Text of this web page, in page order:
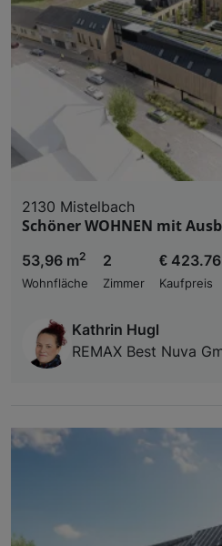
2130 Mistelbach
Schöner WOHNEN mit
53,96 m2
Wohnfläche
2
Zimmer
€
Kaufpreis
Kathrin Hugl
REMAX Best Nuva